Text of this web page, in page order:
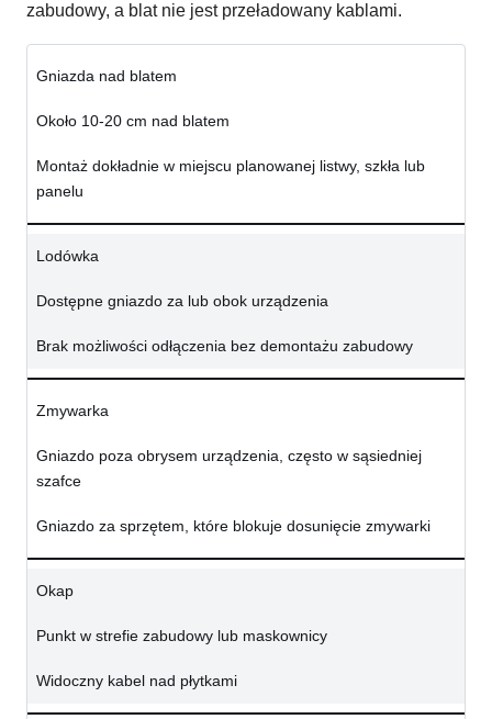
zabudowy, a blat nie jest przeładowany kablami.
Gniazda nad blatem
Około 10-20 cm nad blatem
Montaż dokładnie w miejscu planowanej listwy, szkła lub
panelu
Lodówka
Dostępne gniazdo za lub obok urządzenia
Brak możliwości odłączenia bez demontażu zabudowy
Zmywarka
Gniazdo poza obrysem urządzenia, często w sąsiedniej
szafce
Gniazdo za sprzętem, które blokuje dosunięcie zmywarki
Okap
Punkt w strefie zabudowy lub maskownicy
Widoczny kabel nad płytkami